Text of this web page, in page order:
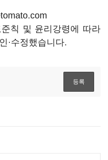
칙 및 윤리강령에 따라
·수정했습니다.